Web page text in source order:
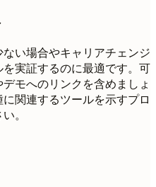
い場合やキャリアチェンジ
実証するのに最適です。可
モへのリンクを含めましょ
関連するツールを示すプロ
。